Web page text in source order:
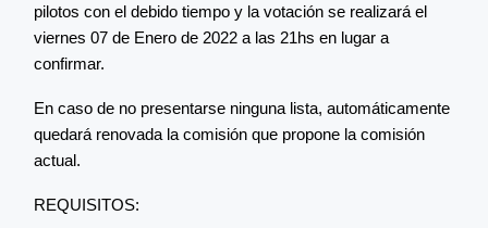
pilotos con el debido tiempo y la votación se realizará el
viernes 07 de Enero de 2022 a las 21hs en lugar a
confirmar.
En caso de no presentarse ninguna lista, automáticamente
quedará renovada la comisión que propone la comisión
actual.
REQUISITOS: